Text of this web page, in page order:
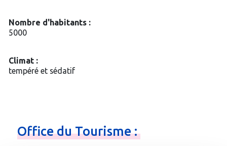
Nombre d'habitants :
5000
Climat :
tempéré et sédatif
OfficeduTourisme: